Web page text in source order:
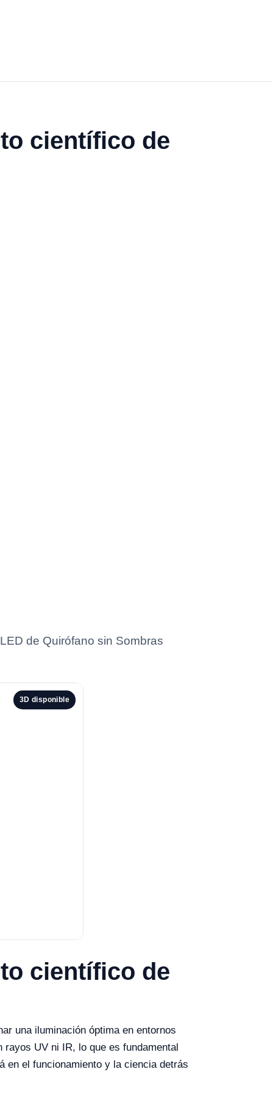
científico de
de Quirófano sin Sombras
3D disponible
científico de
una iluminación óptima en entornos
UV ni IR, lo que es fundamental
en el funcionamiento y la ciencia detrás